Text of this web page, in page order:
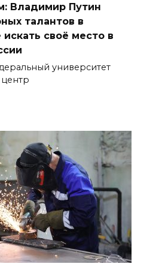
Владимир Путин
талантов в
искать своё место в
университет